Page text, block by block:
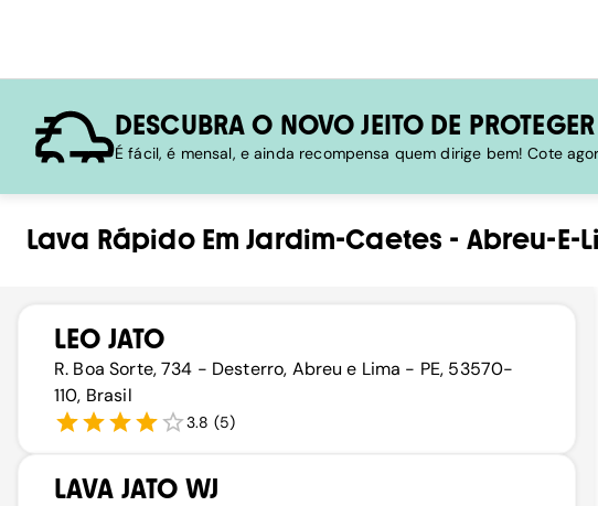
DESCUBRA O NOVO JEITO DE
É fácil, é mensal, e ainda recompensa quem dirige bem! Cote
Lava RápidoEmJardim-Caetes - Abreu-E-
LEO JATO
R. Boa Sorte, 734 - Desterro, Abreu e Lima - PE, 53570-
110, Brasil
3.8 (5)
LAVA JATO WJ